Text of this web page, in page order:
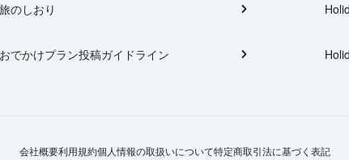
旅のしおり
おでかけプラン投稿ガイドライン
会社概要利用規約個人情報の取扱いについて特定商取引法に基づく表記